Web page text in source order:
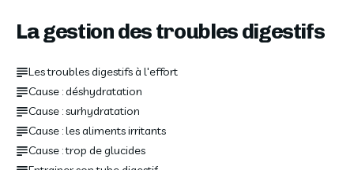
La gestion des troubles digestifs
Les troubles digestifs à l'effort
Cause : déshydratation
Cause : surhydratation
Cause : les aliments irritants
Cause : trop de glucides